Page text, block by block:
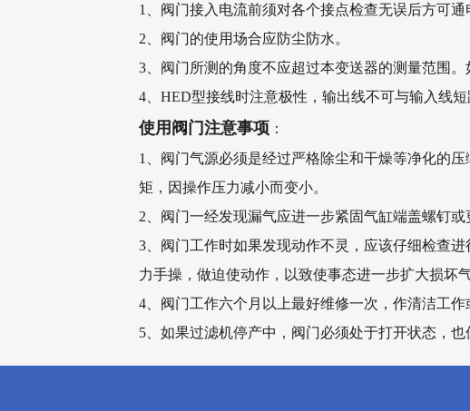
1、阀门接入电流前须对各个接点检查无误后方可通
2、阀门的使用场合应防尘防水。
3、阀门所测的角度不应超过本变送器的测量范围
4、HED型接线时注意极性，输出线不可与输入线
使用阀门注意事项 ：
1、阀门气源必须是经过严格除尘和干燥等净化的
矩，因操作压力减小而变小。
2、阀门一经发现漏气应进一步紧固气缸端盖螺钉
3、阀门工作时如果发现动作不灵，应该仔细检查
力手操，做迫使动作，以致使事态进一步扩大损坏
4、阀门工作六个月以上最好维修一次，作清洁工
5、如果过滤机停产中，阀门必须处于打开状态，也